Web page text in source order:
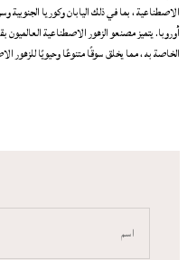
الاصطناعية ، بما في ذلك اليابان وكوريا
أوروبا. يتميز مصنعو الزهور الاصطناعية
الخاصة به ، مما يخلق سوقًا متنوعًا وحيويًا للزهور